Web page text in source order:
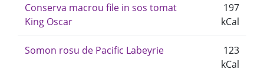
Conserva macrou file in sos tomat
King Oscar
197
kCal
Somon rosu de Pacific Labeyrie
123
kCal